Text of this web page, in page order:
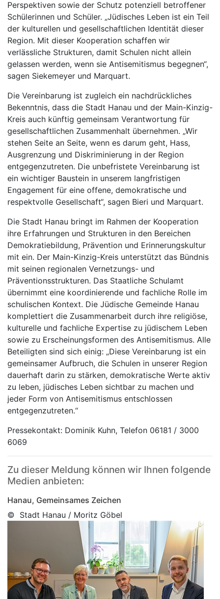
Perspektiven sowie der Schutz potenziell betroffener
Schülerinnen und Schüler. „Jüdisches Leben ist ein Teil
der kulturellen und gesellschaftlichen Identität dieser
Region. Mit dieser Kooperation schaffen wir
verlässliche Strukturen, damit Schulen nicht allein
gelassen werden, wenn sie Antisemitismus begegnen“,
sagen Siekemeyer und Marquart.
Die Vereinbarung ist zugleich ein nachdrückliches
Bekenntnis, dass die Stadt Hanau und der Main-Kinzig-
Kreis auch künftig gemeinsam Verantwortung für
gesellschaftlichen Zusammenhalt übernehmen. „Wir
stehen Seite an Seite, wenn es darum geht, Hass,
Ausgrenzung und Diskriminierung in der Region
entgegenzutreten. Die unbefristete Vereinbarung ist
ein wichtiger Baustein in unserem langfristigen
Engagement für eine offene, demokratische und
respektvolle Gesellschaft“, sagen Bieri und Marquart.
Die Stadt Hanau bringt im Rahmen der Kooperation
ihre Erfahrungen und Strukturen in den Bereichen
Demokratiebildung, Prävention und Erinnerungskultur
mit ein. Der Main-Kinzig-Kreis unterstützt das Bündnis
mit seinen regionalen Vernetzungs- und
Präventionsstrukturen. Das Staatliche Schulamt
übernimmt eine koordinierende und fachliche Rolle im
schulischen Kontext. Die Jüdische Gemeinde Hanau
komplettiert die Zusammenarbeit durch ihre religiöse,
kulturelle und fachliche Expertise zu jüdischem Leben
sowie zu Erscheinungsformen des Antisemitismus. Alle
Beteiligten sind sich einig: „Diese Vereinbarung ist ein
gemeinsamer Aufbruch, die Schulen in unserer Region
dauerhaft darin zu stärken, demokratische Werte aktiv
zu leben, jüdisches Leben sichtbar zu machen und
jeder Form von Antisemitismus entschlossen
entgegenzutreten.“
Pressekontakt: Dominik Kuhn, Telefon 06181 / 3000
6069
Zu dieser Meldung können wir Ihnen folgende
Medien anbieten:
Hanau, Gemeinsames Zeichen
© Stadt Hanau / Moritz Göbel